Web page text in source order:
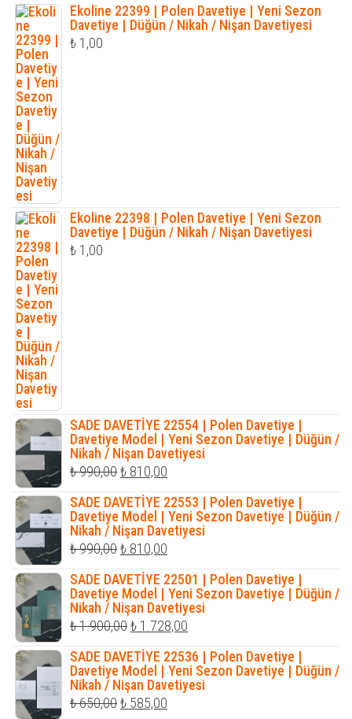
Ekoline 22399 | Polen Davetiye | Yeni Sezon
Davetiye | Düğün / Nikah / Nişan Davetiyesi
₺ 1,00
Ekoline 22398 | Polen Davetiye | Yeni Sezon
Davetiye | Düğün / Nikah / Nişan Davetiyesi
₺ 1,00
SADE DAVETİYE 22554 | Polen Davetiye |
Davetiye Model | Yeni Sezon Davetiye | Düğün /
Nikah / Nişan Davetiyesi
₺990,00Orijinal
fiyat:
₺ 990,00.
₺ 810,00
andaki
fiyat:
₺ 810,00.
SADE DAVETİYE 22553 | Polen Davetiye |
Davetiye Model | Yeni Sezon Davetiye | Düğün /
Nikah / Nişan Davetiyesi
₺990,00Orijinal
fiyat:
₺ 990,00.
₺ 810,00
andaki
fiyat:
₺ 810,00.
SADE DAVETİYE 22501 | Polen Davetiye |
Davetiye Model | Yeni Sezon Davetiye | Düğün /
Nikah / Nişan Davetiyesi
₺1.900,00Orijinal
fiyat:
₺ 1.900,00.
₺ 1.728,00
andaki
fiyat:
₺ 1.728,00.
SADE DAVETİYE 22536 | Polen Davetiye |
Davetiye Model | Yeni Sezon Davetiye | Düğün /
Nikah / Nişan Davetiyesi
₺650,00Orijinal
₺ 585,00